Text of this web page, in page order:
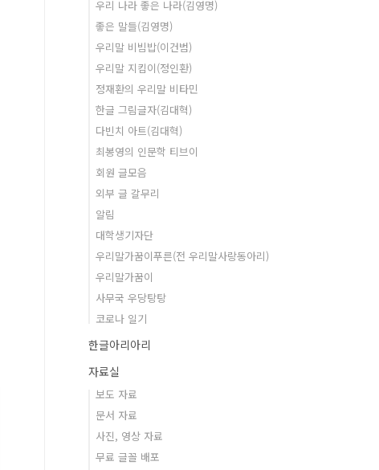
우리 나라 좋은 나라(김영명)
좋은 말들(김영명)
우리말 비빔밥(이건범)
우리말 지킴이(정인환)
정재환의 우리말 비타민
한글 그림글자(김대혁)
다빈치 아트(김대혁)
최봉영의 인문학 티브이
회원 글모음
외부 글 갈무리
알림
대학생기자단
우리말가꿈이푸른(전 우리말사랑동아리)
우리말가꿈이
사무국 우당탕탕
코로나 일기
한글아리아리
자료실
보도 자료
문서 자료
사진, 영상 자료
무료 글꼴 배포